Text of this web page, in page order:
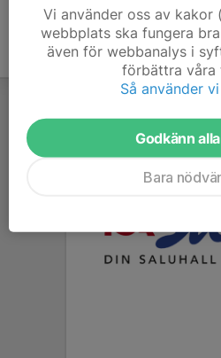
Vi använder oss av
webbplats ska fungera
även för webbanalys i
förbättra våra
Så använder
Godkänn
Bara